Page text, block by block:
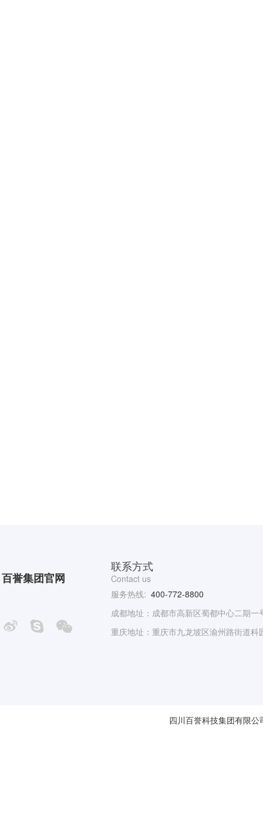
百誉集团官网
联系方式
Contact us
服务热线: 400-772-8800
成都地址：成都市高新区蜀都中心二期一
重庆地址：重庆市九龙坡区渝州路街道
四川百誉科技集团有限公